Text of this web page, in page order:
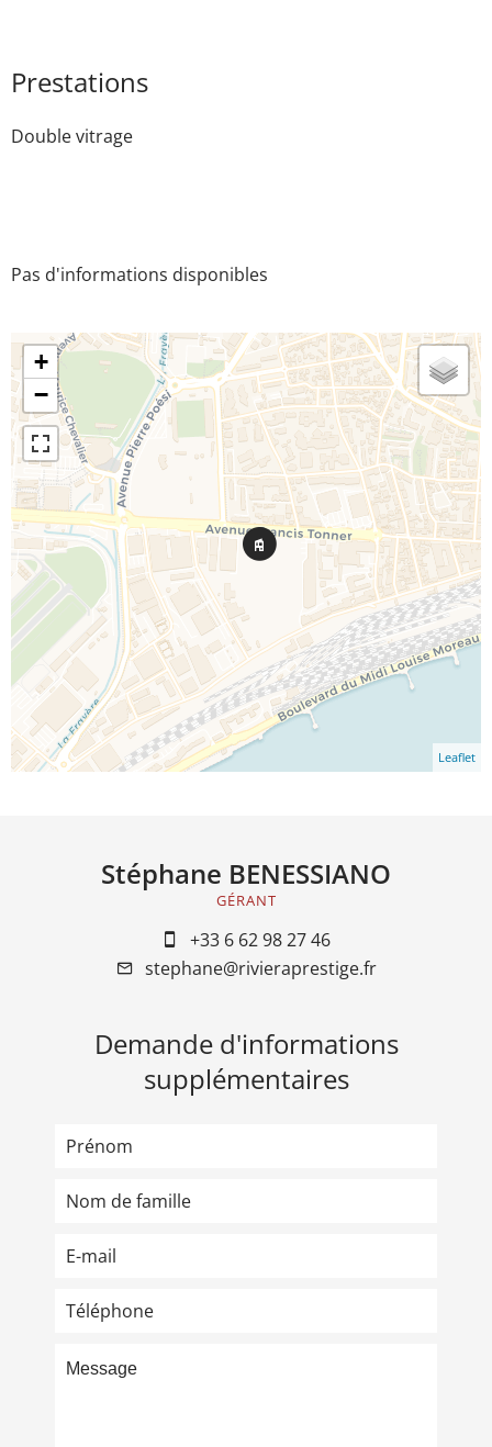
Prestations
Double vitrage
Pas d'informations disponibles
+
−
Leaflet
Stéphane BENESSIANO
GÉRANT
+33 6 62 98 27 46
stephane@rivieraprestige.fr
Demande d'informations
supplémentaires